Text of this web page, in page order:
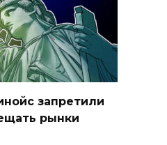
запретили
рынки